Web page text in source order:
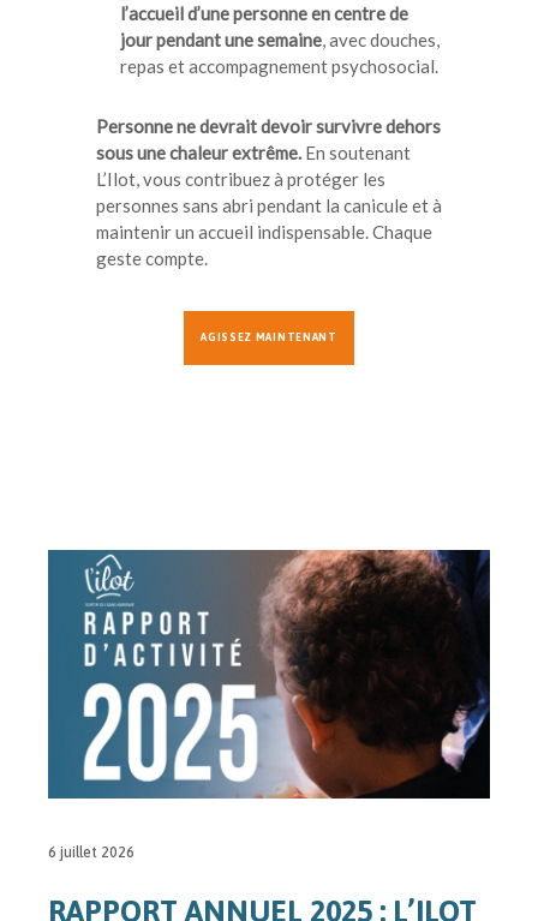
l’accueil d’une personne en centre de
jour pendant une semaine, avec douches,
repas et accompagnement psychosocial.
Personne ne devrait devoir survivre dehors
sous une chaleur extrême. En soutenant
L’Ilot, vous contribuez à protéger les
personnes sans abri pendant la canicule et à
maintenir un accueil indispensable. Chaque
geste compte.
AGISSEZ MAINTENANT
6 juillet 2026
RAPPORT ANNUEL 2025 : L’ILOT